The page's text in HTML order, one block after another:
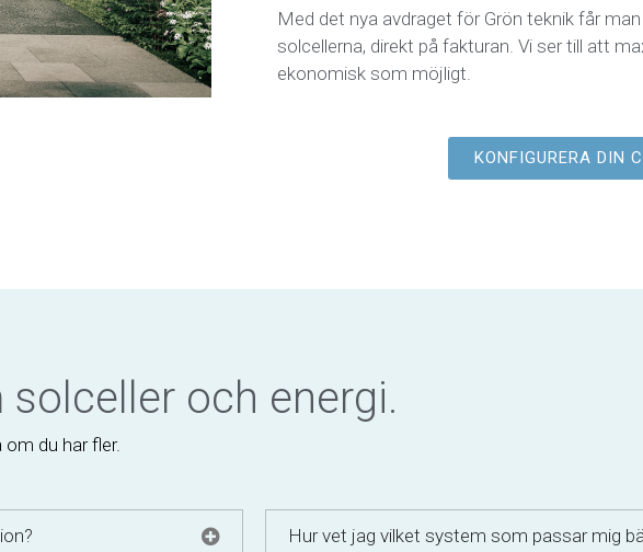
Med det nya avdraget för Grön teknik får
solcellerna, direkt på fakturan. Vi ser till att
ekonomisk som möjligt.
KONFIGURERA DIN
och energi.
du har fler.
Hur vet jag vilket system som passar mig